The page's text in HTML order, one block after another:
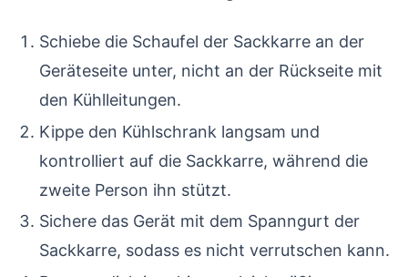
Schiebe die Schaufel der Sackkarre an der
Geräteseite unter, nicht an der Rückseite mit
den Kühlleitungen.
Kippe den Kühlschrank langsam und
kontrolliert auf die Sackkarre, während die
zweite Person ihn stützt.
Sichere das Gerät mit dem Spanngurt der
Sackkarre, sodass es nicht verrutschen kann.